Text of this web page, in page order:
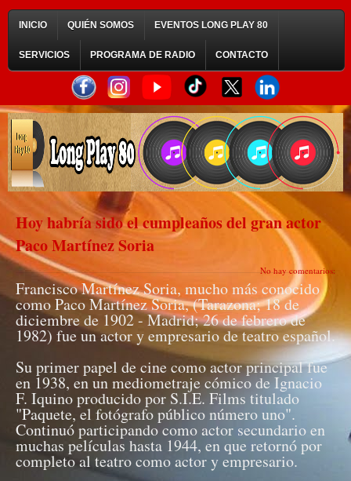
INICIO QUIÉN SOMOS EVENTOS LONG PLAY 80
SERVICIOS PROGRAMA DE RADIO CONTACTO
Hoy habría sido el cumpleaños del gran actor
Paco Martínez Soria
No hay comentarios:
Francisco Martínez Soria, mucho más conocido
como Paco Martínez Soria, (Tarazona; 18 de
diciembre de 1902 - Madrid; 26 de febrero de
1982) fue un actor y empresario de teatro español.
Su primer papel de cine como actor principal fue
en 1938, en un mediometraje cómico de Ignacio
F. Iquino producido por S.I.E. Films titulado
"Paquete, el fotógrafo público número uno".
Continuó participando como actor secundario en
muchas películas hasta 1944, en que retornó por
completo al teatro como actor y empresario.